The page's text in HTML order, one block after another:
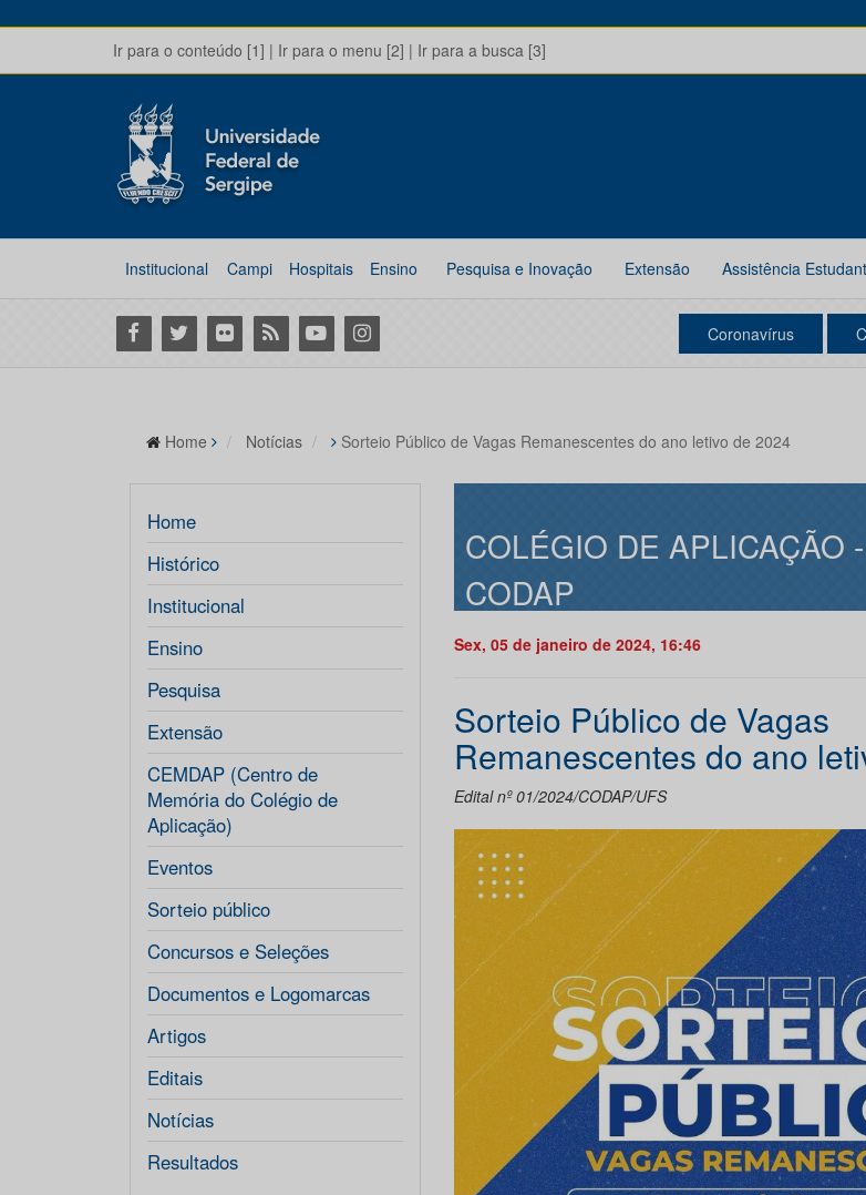
Ir para o conteúdo [1] | Ir para o menu [2] | Ir para a busca [3]
Institucional Campi Hospitais Ensino Pesquisa e Inovação Extensão Assistência
Facebook
Twitter Flickr RSS YoutubeInstagram Coronavírus
Home Notícias Sorteio Público de Vagas Remanescentes do ano letivo de 2024
Home
Histórico
Institucional
Ensino
Pesquisa
Extensão
CEMDAP (Centro de
Memória do Colégio de
Aplicação)
Eventos
Sorteio público
Concursos e Seleções
Documentos e Logomarcas
Artigos
Editais
Notícias
Resultados
COLÉGIO DE APLICAÇÃO -
CODAP
Sex, 05 de janeiro de 2024, 16:46
Sorteio Público de Vagas
Remanescentes do ano
Edital nº 01/2024/CODAP/UFS